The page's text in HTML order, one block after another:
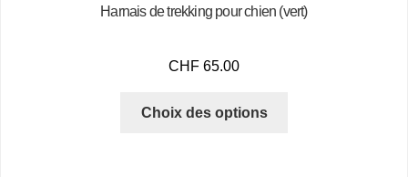
Harnais de trekking pour chien (vert)
CHF 65.00
Choix des options